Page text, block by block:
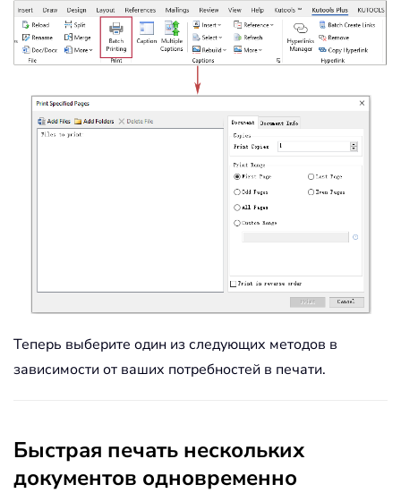
Теперь выберите один из следующих методов в
зависимости от ваших потребностей в печати.
Быстрая печать нескольких
документов одновременно